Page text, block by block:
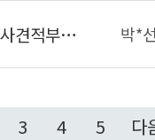
오늘이사했습니다 랜공사견적부탁드려요 박*
3 4 5 다